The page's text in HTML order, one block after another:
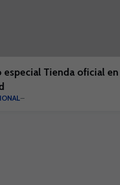
especial Tienda oficial en